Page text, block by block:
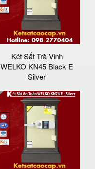
Két Sắt Trà Vinh
WELKO KN45 Black E
Silver